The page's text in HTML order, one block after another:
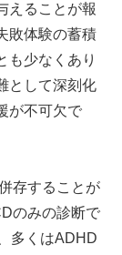
えることが報
敗体験の蓄積
も少なくあり
として深刻化
が不可欠で
存することが
のみの診断で
多くはADHD